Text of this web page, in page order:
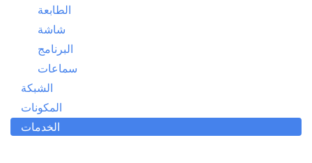
الطابعة
شاشة
البرنامج
سماعات
الشبكة
المكونات
الخدمات